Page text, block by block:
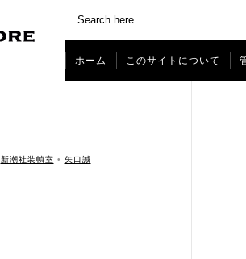
ホーム このサイトについて
新潮社装幀室 • 矢口誠